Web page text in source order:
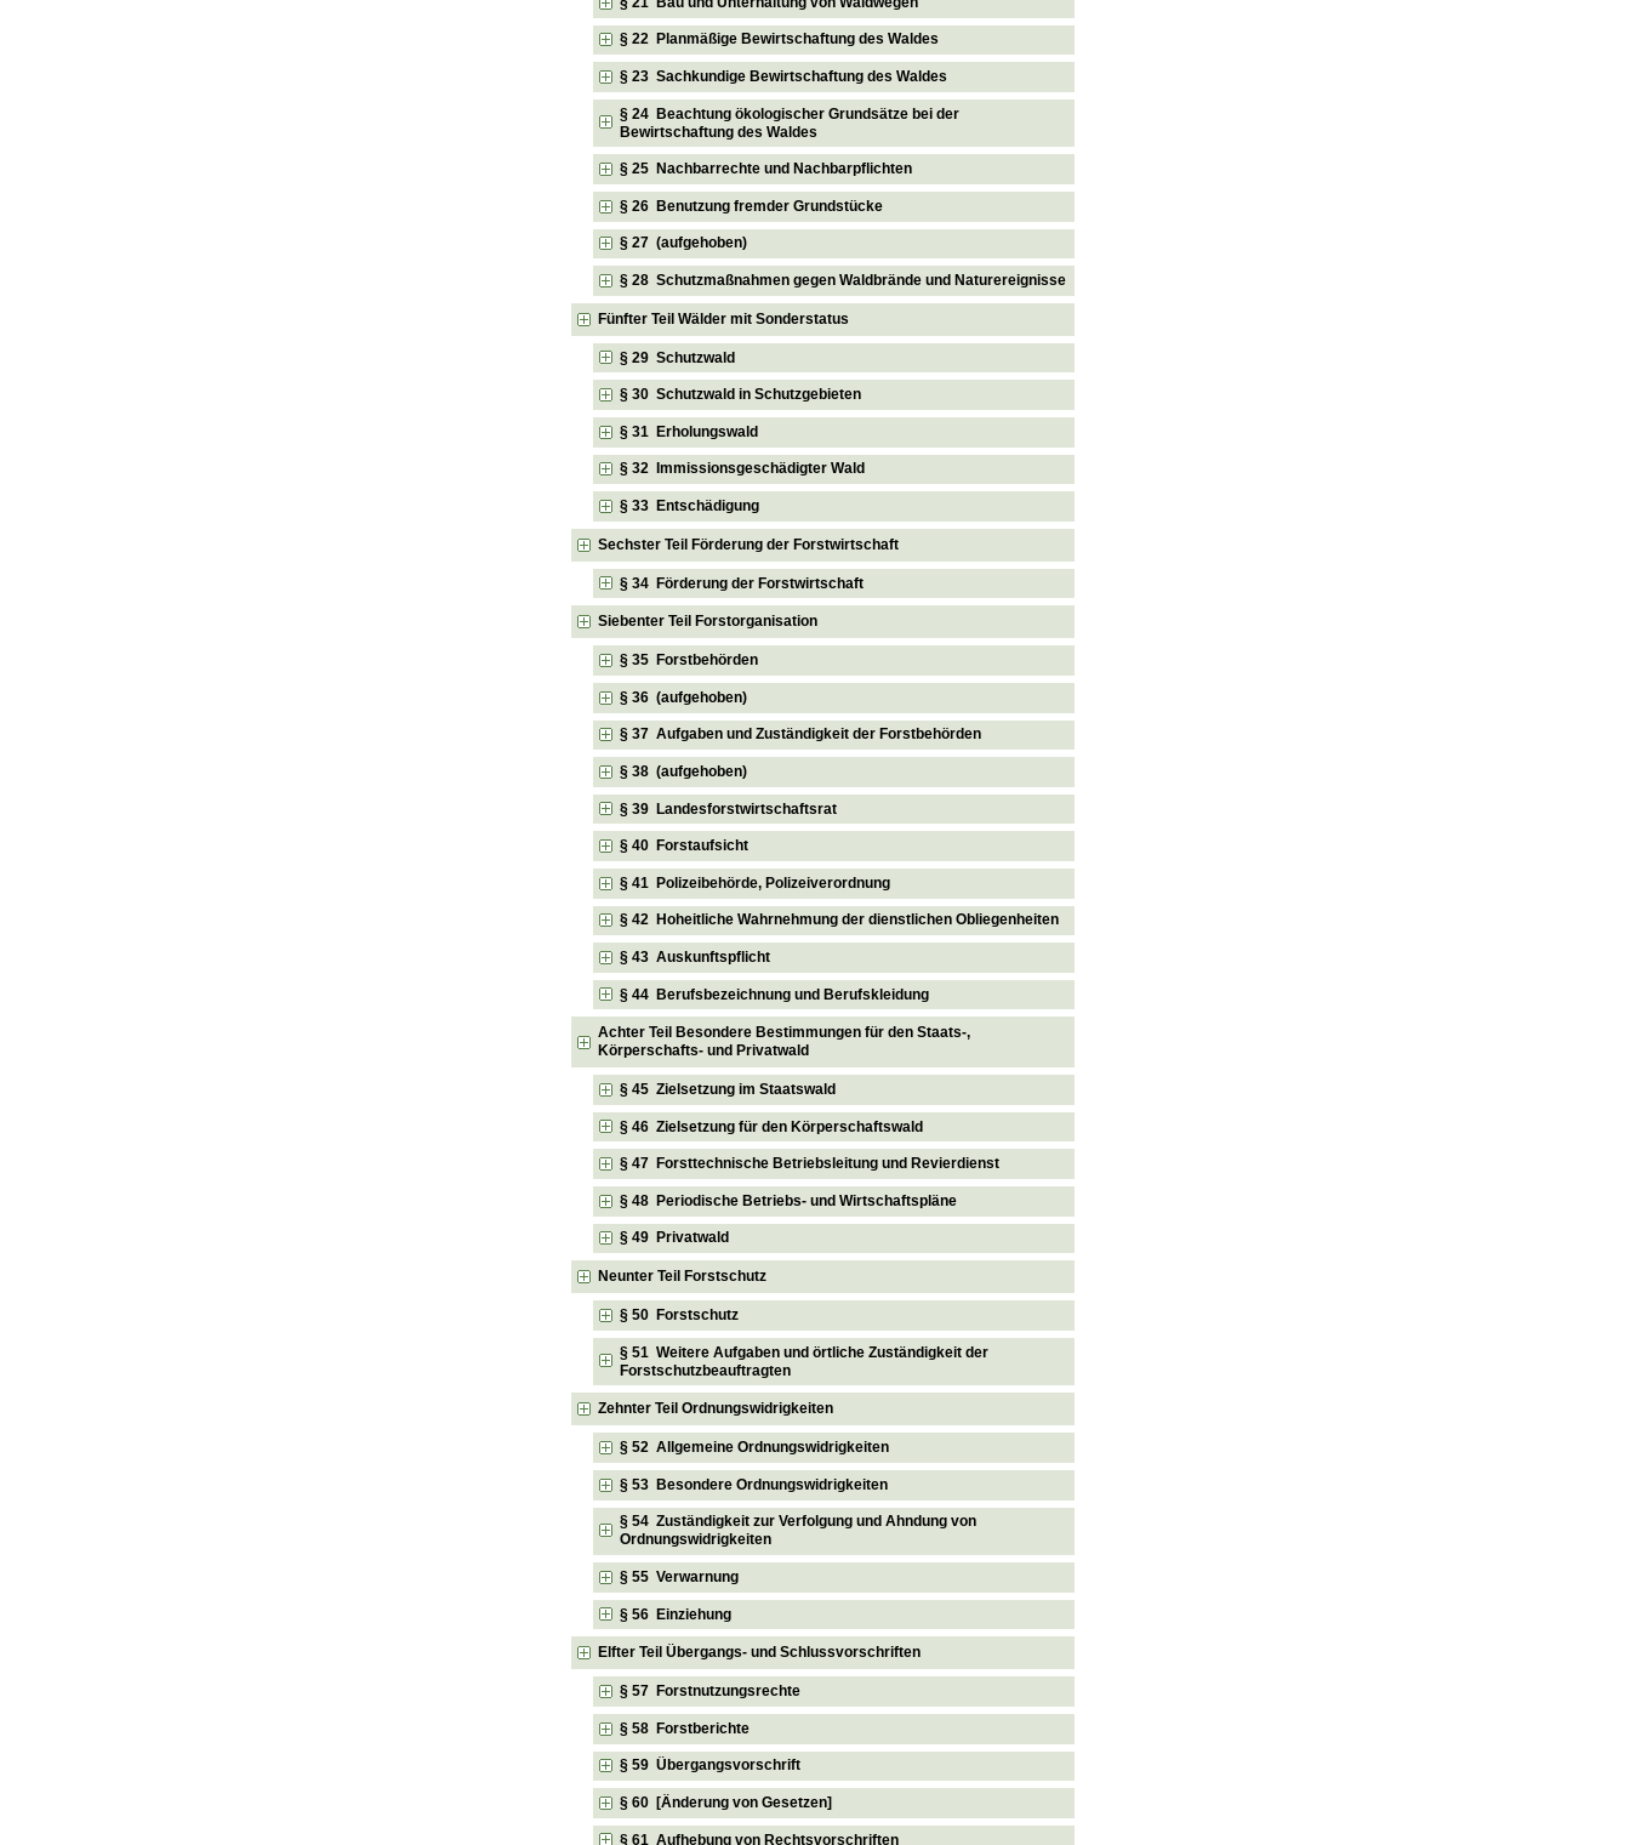
§ 22 Planmäßige Bewirtschaftung des Waldes
§ 23 Sachkundige Bewirtschaftung des Waldes
§ 24 Beachtung ökologischer Grundsätze bei der
Bewirtschaftung des Waldes
§ 25 Nachbarrechte und Nachbarpflichten
§ 26 Benutzung fremder Grundstücke
§ 27 (aufgehoben)
§ 28 Schutzmaßnahmen gegen Waldbrände und Naturereignisse
Fünfter Teil Wälder mit Sonderstatus
§ 29 Schutzwald
§ 30 Schutzwald in Schutzgebieten
§ 31 Erholungswald
§ 32 Immissionsgeschädigter Wald
§ 33 Entschädigung
Sechster Teil Förderung der Forstwirtschaft
§ 34 Förderung der Forstwirtschaft
Siebenter Teil Forstorganisation
§ 35 Forstbehörden
§ 36 (aufgehoben)
§ 37 Aufgaben und Zuständigkeit der Forstbehörden
§ 38 (aufgehoben)
§ 39 Landesforstwirtschaftsrat
§ 40 Forstaufsicht
§ 41 Polizeibehörde, Polizeiverordnung
§ 42 Hoheitliche Wahrnehmung der dienstlichen Obliegenheiten
§ 43 Auskunftspflicht
§ 44 Berufsbezeichnung und Berufskleidung
Achter Teil Besondere Bestimmungen für den Staats-,
Körperschafts- und Privatwald
§ 45 Zielsetzung im Staatswald
§ 46 Zielsetzung für den Körperschaftswald
§ 47 Forsttechnische Betriebsleitung und Revierdienst
§ 48 Periodische Betriebs- und Wirtschaftspläne
§ 49 Privatwald
Neunter Teil Forstschutz
§ 50 Forstschutz
§ 51 Weitere Aufgaben und örtliche Zuständigkeit der
Forstschutzbeauftragten
Zehnter Teil Ordnungswidrigkeiten
§ 52 Allgemeine Ordnungswidrigkeiten
§ 53 Besondere Ordnungswidrigkeiten
§ 54 Zuständigkeit zur Verfolgung und Ahndung von
Ordnungswidrigkeiten
§ 55 Verwarnung
§ 56 Einziehung
Elfter Teil Übergangs- und Schlussvorschriften
§ 57 Forstnutzungsrechte
§ 58 Forstberichte
§ 59 Übergangsvorschrift
§ 60 [Änderung von Gesetzen]
§ 61 Aufhebung von Rechtsvorschriften